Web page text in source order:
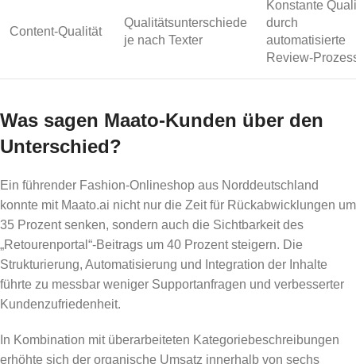
Content-Qualität
Qualitätsunterschiede
je nach Texter
Konstante
durch
automatisierte
Review-
Was sagen Maato-Kunden über den
Unterschied?
Ein führender Fashion-Onlineshop aus Norddeutschland
konnte mit Maato.ai nicht nur die Zeit für Rückabwicklungen um
35 Prozent senken, sondern auch die Sichtbarkeit des
„Retourenportal“-Beitrags um 40 Prozent steigern. Die
Strukturierung, Automatisierung und Integration der Inhalte
führte zu messbar weniger Supportanfragen und verbesserter
Kundenzufriedenheit.
In Kombination mit überarbeiteten Kategoriebeschreibungen
erhöhte sich der organische Umsatz innerhalb von sechs